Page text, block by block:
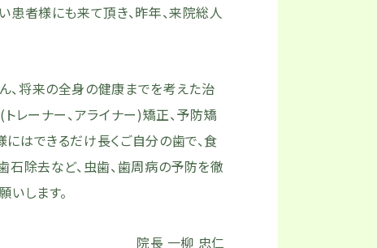
患者様にも来て頂き、昨年、来院総人
、将来の全身の健康までを考えた治
レーナー、アライナー)矯正、予防矯
はできるだけ長くご自分の歯で、食
石除去など、虫歯、歯周病の予防を徹
いします。
院長 一柳 忠仁